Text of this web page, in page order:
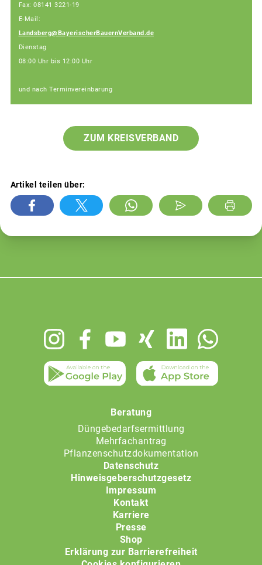
Fax: 08141 3221-19
E-Mail:
Landsberg@BayerischerBauernVerband.de
Dienstag
08:00 Uhr bis 12:00 Uhr
und nach Terminvereinbarung
ZUM KREISVERBAND
Artikel teilen über:
Beratung
Düngebedarfsermittlung
Mehrfachantrag
Pflanzenschutzdokumentation
Datenschutz
Hinweisgeberschutzgesetz
Impressum
Kontakt
Karriere
Presse
Shop
Erklärung zur Barrierefreiheit